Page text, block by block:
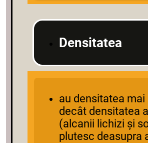
Densitatea
au densitatea mai
decât densitatea
(alcanii lichizi și
plutesc deasupra